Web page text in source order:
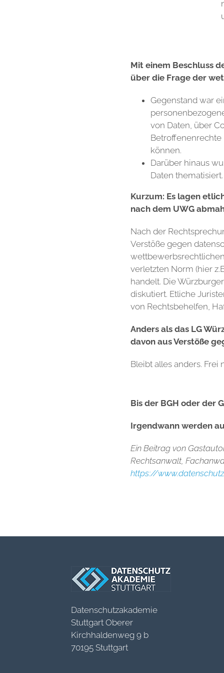
Mit einem Beschluss
über die Frage der
Gegenstand war
von Daten, über
Betroffenenrechte
können.
Darüber hinaus
Daten thematisiert.
Kurzum: Es lagen
nach dem UWG
Nach der
Verstöße gegen
verletzten Norm (hier
handelt. Die
diskutiert. Etliche
von Rechtsbehelfen,
Anders als das LG
davon aus Verstöße
Bleibt alles anders. Frei
Bis der BGH oder der
Irgendwann werden
Ein Beitrag von
Rechtsanwalt,
https://
Datenschutzakademie
Stuttgart Oberer
Kirchhaldenweg 9 b
70195 Stuttgart